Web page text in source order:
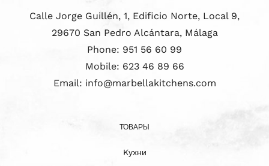
Calle Jorge Guillén, 1, Edificio Norte, Local 9,
29670 San Pedro Alcántara, Málaga
Phone: 951 56 60 99
Mobile: 623 46 89 66
Email: info@marbellakitchens.com
ТОВАРЫ
Kухни